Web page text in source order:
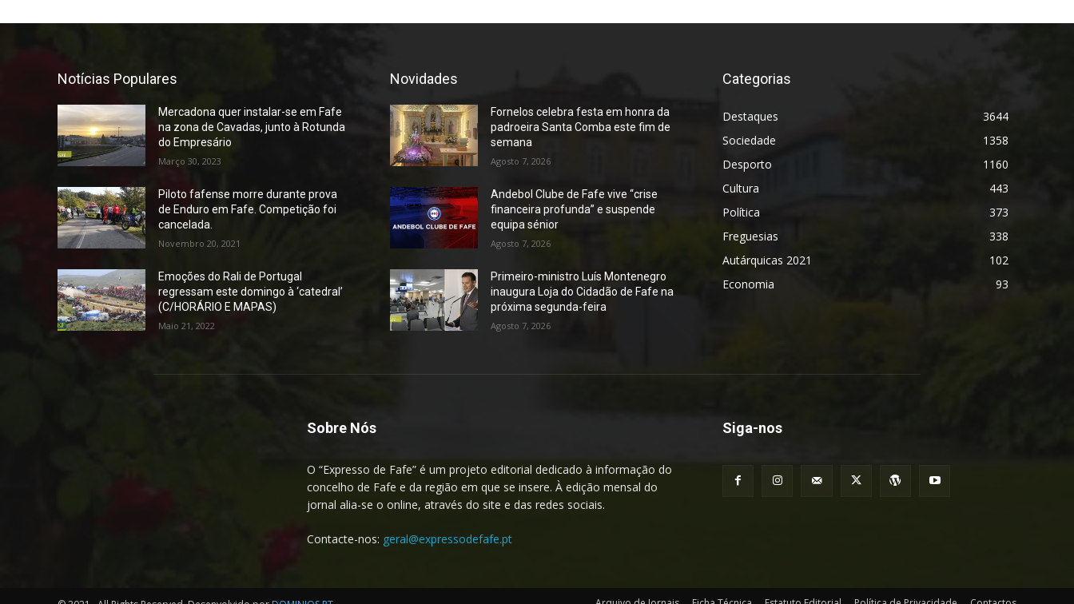
Notícias Populares
Mercadona quer instalar-se em Fafe
na zona de Cavadas, junto à Rotunda
do Empresário
Março 30, 2023
Piloto fafense morre durante prova
de Enduro em Fafe. Competição foi
cancelada.
Novembro 20, 2021
Emoções do Rali de Portugal
regressam este domingo à ‘catedral’
(C/HORÁRIO E MAPAS)
Maio 21, 2022
Novidades
Fornelos celebra festa em honra da
padroeira Santa Comba este fim de
semana
Agosto 7, 2026
Andebol Clube de Fafe vive “crise
financeira profunda” e suspende
equipa sénior
Agosto 7, 2026
Primeiro-ministro Luís Montenegro
inaugura Loja do Cidadão de Fafe na
próxima segunda-feira
Agosto 7, 2026
Categorias
Destaques
3644
Sociedade
1358
Desporto
1160
Cultura
443
Política
373
Freguesias
338
Autárquicas 2021
102
Economia
93
Sobre Nós
O “Expresso de Fafe” é um projeto editorial dedicado à informação do
concelho de Fafe e da região em que se insere. À edição mensal do
jornal alia-se o online, através do site e das redes sociais.
Contacte-nos: geral@expressodefafe.pt
Siga-nos